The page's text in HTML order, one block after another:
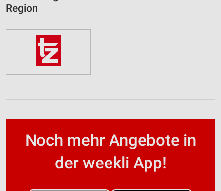
Region
Noch mehr Angebote in
der weekli App!